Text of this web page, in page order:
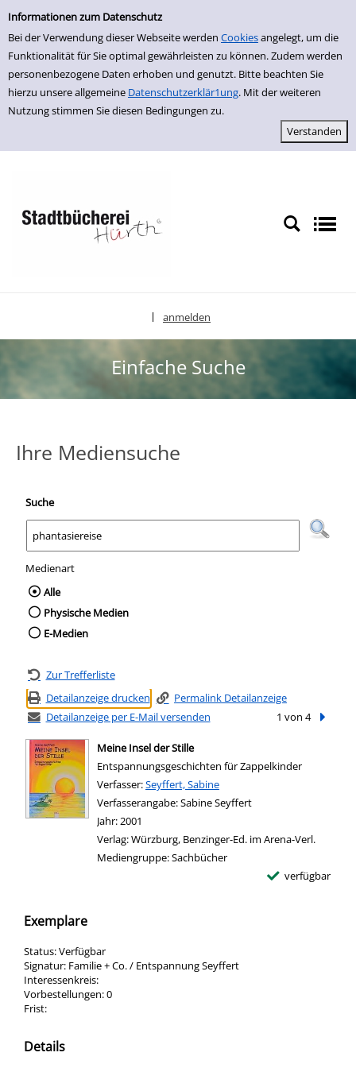
Einfache Suche
Informationen zum Datenschutz
Bei der Verwendung dieser Webseite werden Cookiesangelegt, um die
Funktionalität für Sie optimal gewährleisten zu können. Zudem werden
personenbezogene Daten erhoben und genutzt. Bitte beachten Sie
hierzu unsere allgemeine Datenschutzerklär1ung. Mit der weiteren
Nutzung stimmen Sie diesen Bedingungen zu.
zur Navigation springen
zum Inhalt springen
Zur Detailanzeige springen
anmelden
Einfache Suche
Ihre Mediensuche
Suche
Medienart
Wählen Sie die Medienart nach der Sie
Alle
Physische Medien
E-Medien
Zur Trefferliste
Detailanzeige drucken
Permalink Detailanzeige
Detailanzeige per E-Mail versenden
1 von 4
Meine Insel der Stille
Entspannungsgeschichten für Zappelkinder
Verfasser:Suche nach diesem Verfasser
Seyffert, Sabine
Verfasserangabe:Sabine Seyffert
Jahr:2001
Verlag:Würzburg, Benzinger-Ed. im Arena-Verl.
Mediengruppe:Sachbücher
verfügbar
Exemplare
Status:Verfügbar
Signatur: Familie + Co. / Entspannung Seyffert
Interessenkreis:
Vorbestellungen:0
Frist:
Details